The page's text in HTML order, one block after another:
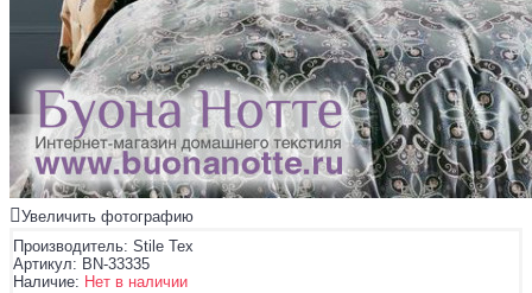
Увеличить фотографию
Производитель: Stile Tex
Артикул: BN-33335
Наличие: Нет в наличии